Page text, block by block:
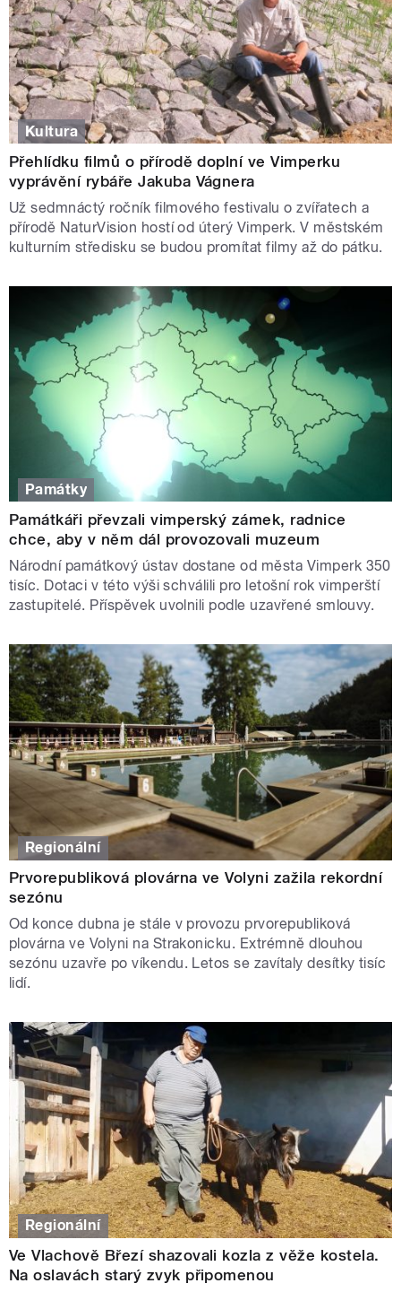
Kultura
Přehlídku filmů o přírodě doplní ve Vimperku
vyprávění rybáře Jakuba Vágnera
Už sedmnáctý ročník filmového festivalu o zvířatech a
přírodě NaturVision hostí od úterý Vimperk. V městském
kulturním středisku se budou promítat filmy až do pátku.
Památky
Památkáři převzali vimperský zámek, radnice
chce, aby v něm dál provozovali muzeum
Národní památkový ústav dostane od města Vimperk 350
tisíc. Dotaci v této výši schválili pro letošní rok vimperští
zastupitelé. Příspěvek uvolnili podle uzavřené smlouvy.
Regionální
Prvorepubliková plovárna ve Volyni zažila rekordní
sezónu
Od konce dubna je stále v provozu prvorepubliková
plovárna ve Volyni na Strakonicku. Extrémně dlouhou
sezónu uzavře po víkendu. Letos se zavítaly desítky tisíc
lidí.
Regionální
Ve Vlachově Březí shazovali kozla z věže kostela.
Na oslavách starý zvyk připomenou